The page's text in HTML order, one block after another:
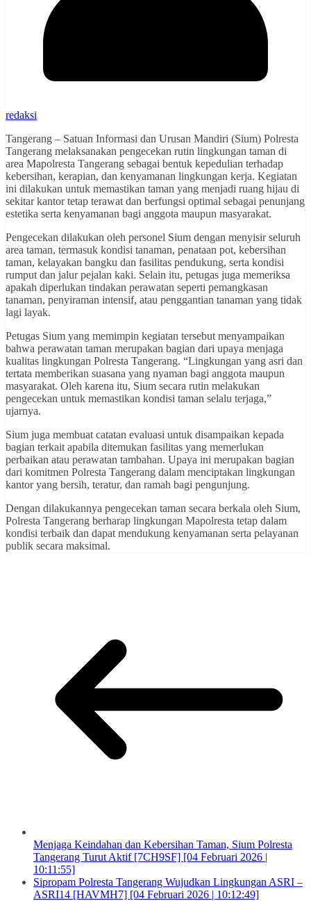
redaksi
Tangerang – Satuan Informasi dan Urusan Mandiri (Sium) Polresta
Tangerang melaksanakan pengecekan rutin lingkungan taman di
area Mapolresta Tangerang sebagai bentuk kepedulian terhadap
kebersihan, kerapian, dan kenyamanan lingkungan kerja. Kegiatan
ini dilakukan untuk memastikan taman yang menjadi ruang hijau di
sekitar kantor tetap terawat dan berfungsi optimal sebagai penunjang
estetika serta kenyamanan bagi anggota maupun masyarakat.
Pengecekan dilakukan oleh personel Sium dengan menyisir seluruh
area taman, termasuk kondisi tanaman, penataan pot, kebersihan
taman, kelayakan bangku dan fasilitas pendukung, serta kondisi
rumput dan jalur pejalan kaki. Selain itu, petugas juga memeriksa
apakah diperlukan tindakan perawatan seperti pemangkasan
tanaman, penyiraman intensif, atau penggantian tanaman yang tidak
lagi layak.
Petugas Sium yang memimpin kegiatan tersebut menyampaikan
bahwa perawatan taman merupakan bagian dari upaya menjaga
kualitas lingkungan Polresta Tangerang. “Lingkungan yang asri dan
tertata memberikan suasana yang nyaman bagi anggota maupun
masyarakat. Oleh karena itu, Sium secara rutin melakukan
pengecekan untuk memastikan kondisi taman selalu terjaga,”
ujarnya.
Sium juga membuat catatan evaluasi untuk disampaikan kepada
bagian terkait apabila ditemukan fasilitas yang memerlukan
perbaikan atau perawatan tambahan. Upaya ini merupakan bagian
dari komitmen Polresta Tangerang dalam menciptakan lingkungan
kantor yang bersih, teratur, dan ramah bagi pengunjung.
Dengan dilakukannya pengecekan taman secara berkala oleh Sium,
Polresta Tangerang berharap lingkungan Mapolresta tetap dalam
kondisi terbaik dan dapat mendukung kenyamanan serta pelayanan
publik secara maksimal.
Menjaga Keindahan dan Kebersihan Taman, Sium Polresta
Tangerang Turut Aktif [7CH9SF] [04 Februari 2026 |
10:11:55]
Sipropam Polresta Tangerang Wujudkan Lingkungan ASRI –
ASRI14 [HAVMH7] [04 Februari 2026 | 10:12:49]